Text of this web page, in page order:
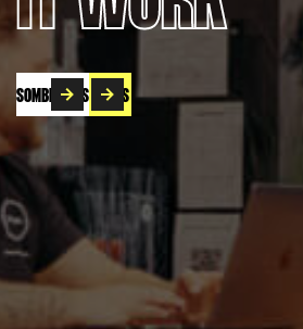
SOMBRE NÓS VAGAS